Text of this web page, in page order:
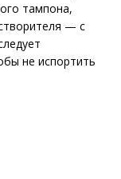
тампона,
— с
не испортить